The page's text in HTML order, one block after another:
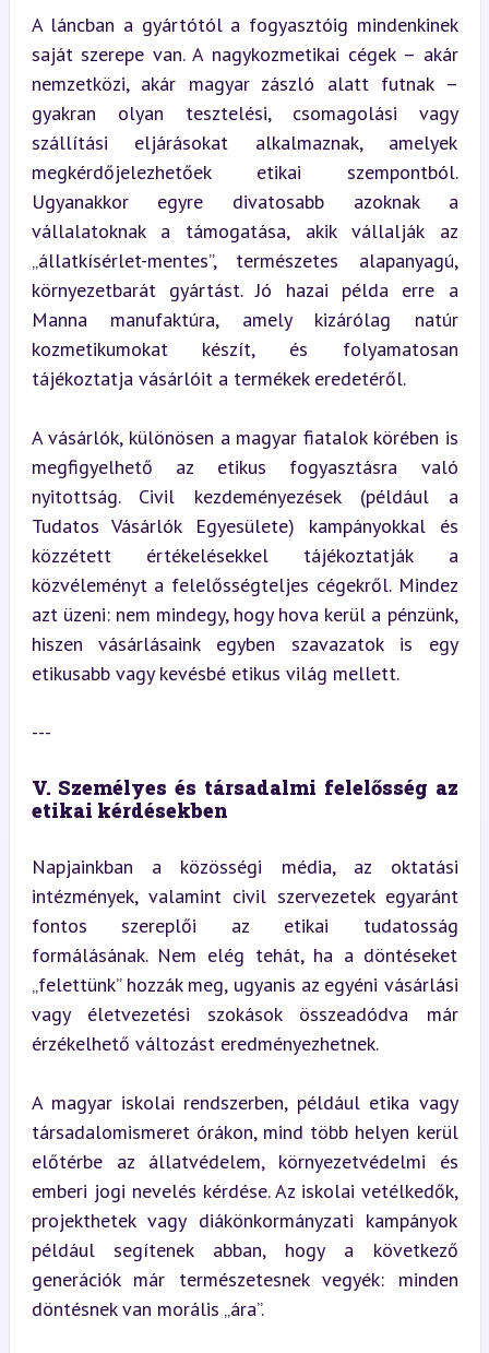
A láncban a gyártótól a fogyasztóig mindenkinek
saját szerepe van. A nagykozmetikai cégek – akár
nemzetközi, akár magyar zászló alatt futnak –
gyakran olyan tesztelési, csomagolási vagy
szállítási eljárásokat alkalmaznak, amelyek
megkérdőjelezhetőek etikai szempontból.
Ugyanakkor egyre divatosabb azoknak a
vállalatoknak a támogatása, akik vállalják az
„állatkísérlet-mentes”, természetes alapanyagú,
környezetbarát gyártást. Jó hazai példa erre a
Manna manufaktúra, amely kizárólag natúr
kozmetikumokat készít, és folyamatosan
tájékoztatja vásárlóit a termékek eredetéről.
A vásárlók, különösen a magyar fiatalok körében is
megfigyelhető az etikus fogyasztásra való
nyitottság. Civil kezdeményezések (például a
Tudatos Vásárlók Egyesülete) kampányokkal és
közzétett értékelésekkel tájékoztatják a
közvéleményt a felelősségteljes cégekről. Mindez
azt üzeni: nem mindegy, hogy hova kerül a pénzünk,
hiszen vásárlásaink egyben szavazatok is egy
etikusabb vagy kevésbé etikus világ mellett.
---
V. Személyes és társadalmi felelősség az
etikai kérdésekben
Napjainkban a közösségi média, az oktatási
intézmények, valamint civil szervezetek egyaránt
fontos szereplői az etikai tudatosság
formálásának. Nem elég tehát, ha a döntéseket
„felettünk” hozzák meg, ugyanis az egyéni vásárlási
vagy életvezetési szokások összeadódva már
érzékelhető változást eredményezhetnek.
A magyar iskolai rendszerben, például etika vagy
társadalomismeret órákon, mind több helyen kerül
előtérbe az állatvédelem, környezetvédelmi és
emberi jogi nevelés kérdése. Az iskolai vetélkedők,
projekthetek vagy diákönkormányzati kampányok
például segítenek abban, hogy a következő
generációk már természetesnek vegyék: minden
döntésnek van morális „ára”.